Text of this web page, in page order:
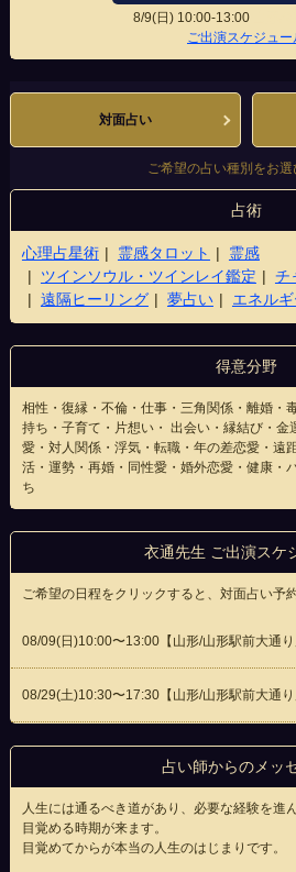
8/9(日) 10:00-13:00
ご出演スケジュー
対面占い
ご希望の占い種別をお
占術
心理占星術 霊感タロット
霊感
ツインソウル・ツインレイ鑑定
チ
遠隔ヒーリング
夢占い エネル
得意分野
相性・復縁・不倫・仕事・三角関係・離婚・
持ち・子育て・片想い・ 出会い・縁結び・金
愛・対人関係・浮気・転職・年の差恋愛・遠
活・運勢・再婚・同性愛・婚外恋愛・健康・
ち
衣通先生 ご出演スケ
ご希望の日程をクリックすると、対面占い予
08/09(日 )10:00〜13:00【山形/山形駅前大通り
08/29(土)10:30〜17:30【山形/山形駅前大通り
占い師からのメッ
人生には通るべき道があり、必要な経験を進
目覚める時期が来ます。
目覚めてからが本当の人生のはじまりです。